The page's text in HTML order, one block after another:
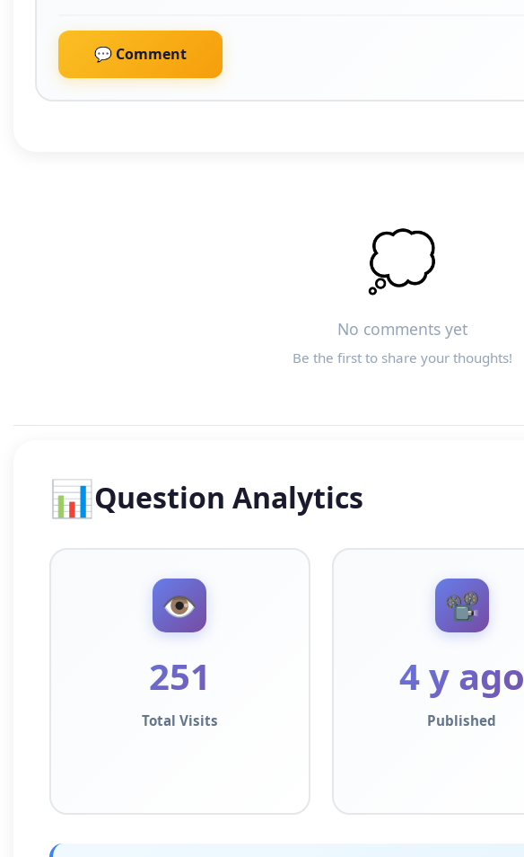
💬 Comment
💭
No comments yet
Be the first to share your thoughts!
📊Question Analytics
👁️
251
Total Visits
📽️
4 y ago
Published